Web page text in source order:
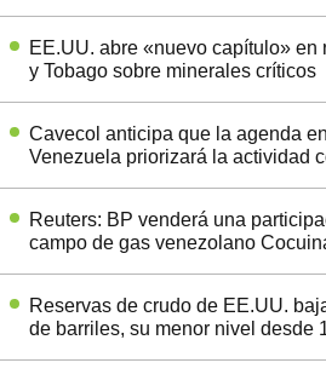
EE.UU. abre «nuevo capítulo» en
y Tobago sobre minerales críticos
Cavecol anticipa que la agenda
Venezuela priorizará la actividad
Reuters: BP venderá una
campo de gas venezolano
Reservas de crudo de EE.UU.
de barriles, su menor nivel desde